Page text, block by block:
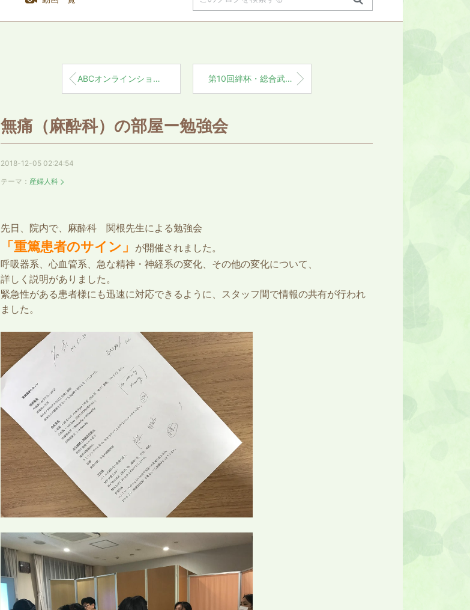
ABCオンラインショップ：ウィンターセール！ 第10回絆杯・総合武道錬成大会に協賛いたしました
無痛（麻酔科）の部屋ー勉強会
2018-12-05 02:24:54
テーマ： 産婦人科
先日、院内で、麻酔科 関根先生による勉強会
「重篤患者のサイン」
が開催されました。
呼吸器系、心血管系、急な精神・神経系の変化、その他の変化について、
詳しく説明がありました。
緊急性がある患者様にも迅速に対応できるように、スタッフ間で情報の共有が行われ
ました。